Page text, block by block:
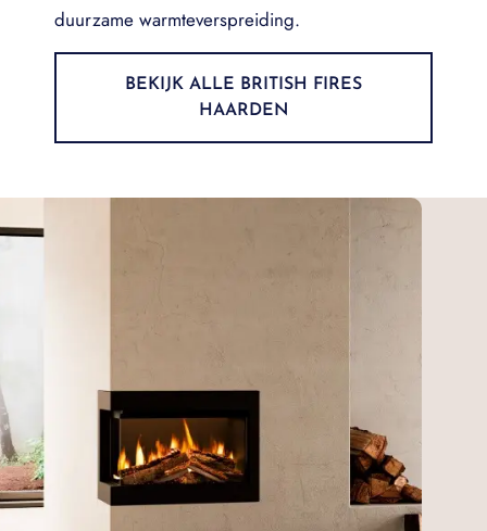
duurzame warmteverspreiding.
BEKIJK ALLE BRITISH FIRES
HAARDEN